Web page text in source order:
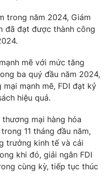
trong năm 2024, Giám
đã đạt được thành công
mẽ với mức tăng
ba quý đầu năm 2024,
mạnh mẽ, FDI đạt kỷ
hiệu quả.
mại hàng hóa
11 tháng đầu năm,
trưởng kinh tế và cải
khi đó, giải ngân FDI
cùng kỳ, tiếp tục thúc